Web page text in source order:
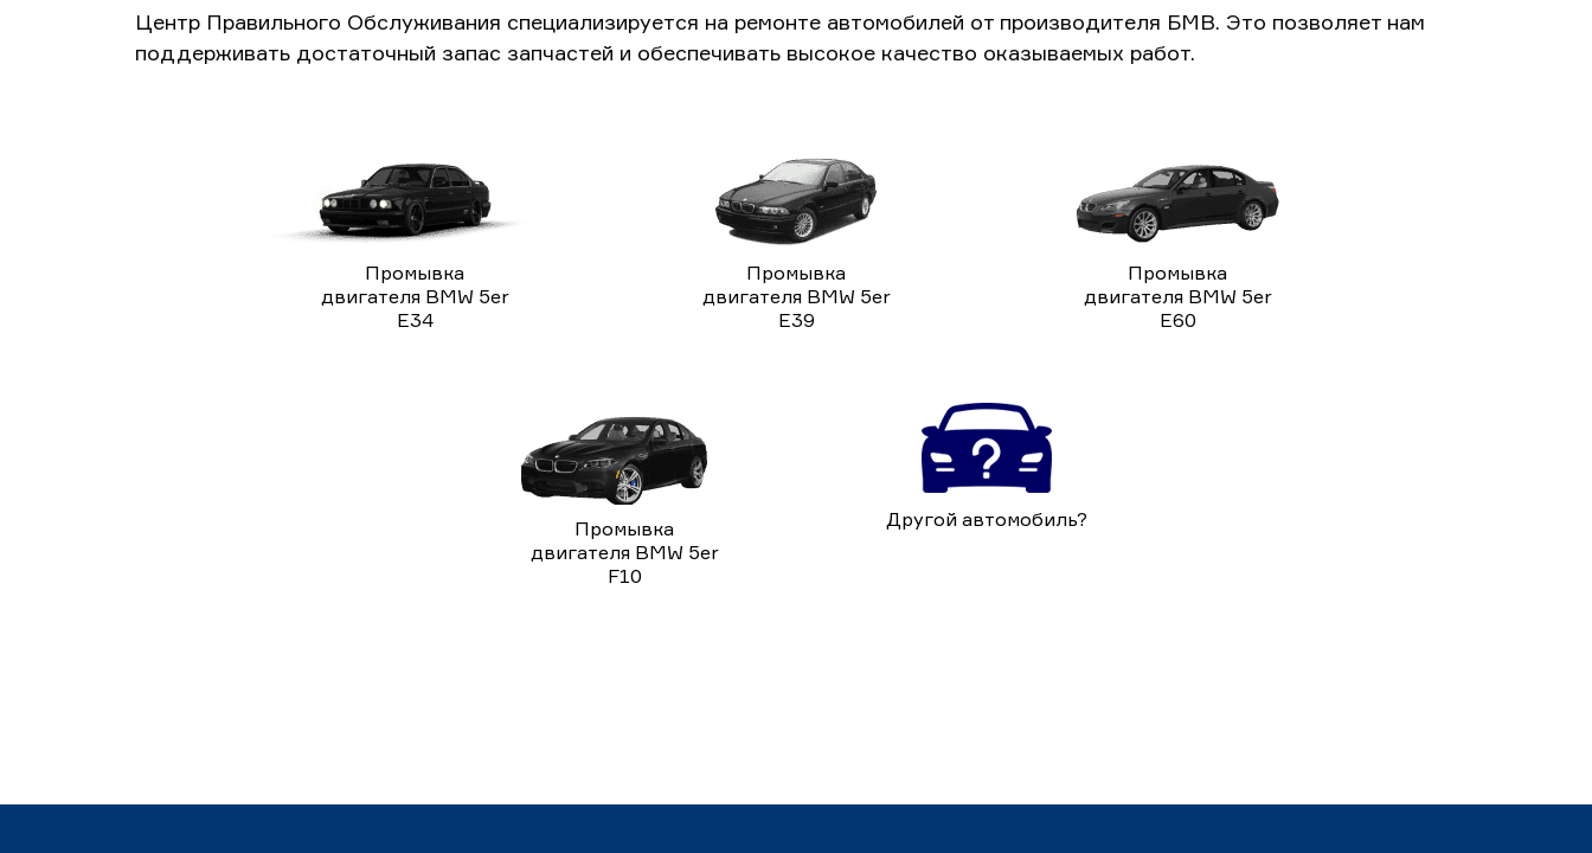
Центр Правильного Обслуживания специализируется на ремонте автомобилей от производителя БМВ. Это позволяет нам
поддерживать достаточный запас запчастей и обеспечивать высокое качество оказываемых работ.
Промывка
двигателя BMW 5er
E34
Промывка
двигателя BMW 5er
E39
Промывка
двигателя BMW 5er
E60
Промывка
двигателя BMW 5er
F10
Другой автомобиль?